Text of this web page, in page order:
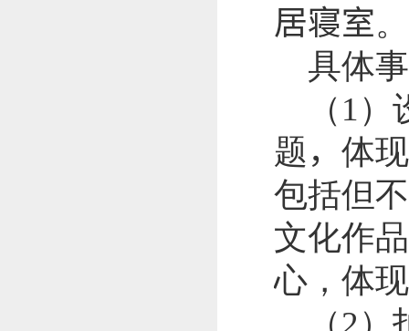
居寝室。
具体
（ 1 ）
题， 体
包括但
文化作
心，体
（2）